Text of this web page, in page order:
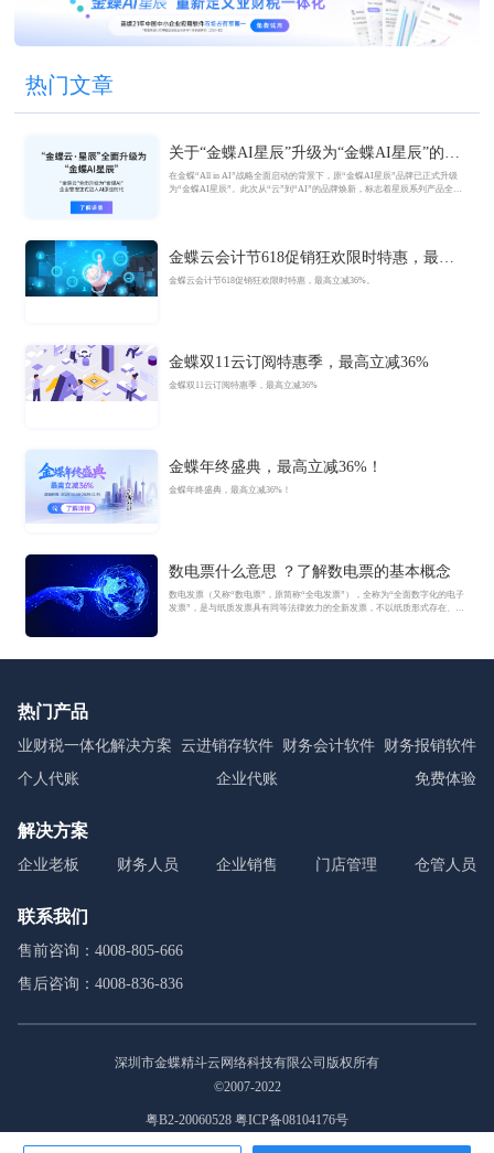
热门文章
关于“金蝶AI星辰”升级为“金蝶AI星辰”的官
方公告
在金蝶“All in AI”战略全面启动的背景下，原“金蝶AI星辰”品牌已正式升级
为“金蝶AI星辰”。此次从“云”到“AI”的品牌焕新，标志着星辰系列产品全面
金蝶云会计节618促销狂欢限时特惠，最高
立减36%
金蝶云会计节618促销狂欢限时特惠，最高立减36%。
金蝶双11云订阅特惠季，最高立减36%
金蝶双11云订阅特惠季，最高立减36%
金蝶年终盛典，最高立减36%！
金蝶年终盛典，最高立减36%！
数电票什么意思 ？了解数电票的基本概念
数电发票（又称“数电票”，原简称“全电发票”），全称为“全面数字化的电子
发票”，是与纸质发票具有同等法律效力的全新发票，不以纸质形式存在、不
热门产品
业财税一体化解决方案 云进销存软件 财务会计软件 财务报销软件
个人代账
企业代账 免费体验
解决方案
企业老板 财务人员 企业销售 门店管理 仓管人员
联系我们
售前咨询：4008-805-666
售后咨询：4008-836-836
深圳市金蝶精斗云网络科技有限公司版权所有
©2007-2022
粤B2-20060528 粤ICP备08104176号